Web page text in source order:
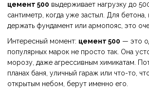
цемент 500 выдерживает нагрузку до
сантиметр, когда уже застыл. Для
держать фундамент или армопояс, это
Интересный момент: цемент 500 — это
популярных марок не просто так. Она
морозу, даже агрессивным химикатам.
планах баня, уличный гараж или что-то,
открытым небом, берут именно его.